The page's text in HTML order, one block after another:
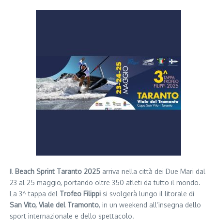
Il Beach Sprint Taranto 2025 arriva nella città dei Due Mari dal
23 al 25 maggio, portando oltre 350 atleti da tutto il mondo.
La 3^ tappa del Trofeo Filippi si svolgerà lungo il litorale di
San Vito, Viale del Tramonto, in un weekend all’insegna dello
sport internazionale e dello spettacolo.